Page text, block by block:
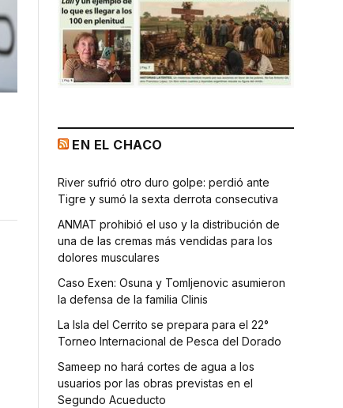
EN EL CHACO
River sufrió otro duro golpe: perdió ante
Tigre y sumó la sexta derrota consecutiva
ANMAT prohibió el uso y la distribución de
una de las cremas más vendidas para los
dolores musculares
Caso Exen: Osuna y Tomljenovic asumieron
la defensa de la familia Clinis
La Isla del Cerrito se prepara para el 22°
Torneo Internacional de Pesca del Dorado
Sameep no hará cortes de agua a los
usuarios por las obras previstas en el
Segundo Acueducto